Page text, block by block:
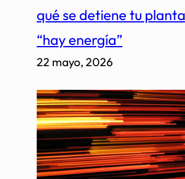
qué se detiene tu
“hay energía”
22 mayo, 2026